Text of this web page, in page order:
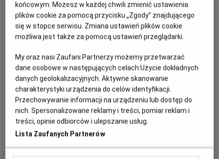
феноменальної анімаційної франшизи! Посіпаки, жовті і
невгамовні повелителі мільйонів, проведуть вас туди, де
все почалося. Вибуховий гумор від Illumination і велика
мрія одного хлопця стати найвеличнішим лиходієм
людства.
końcowym. Możesz w każdej chwili zmienić ustawienia
plików cookie za pomocą przycisku „Zgody” znajdującego
się w stopce serwisu. Zmiana ustawień plików cookie
możliwa jest także za pomocą ustawień przeglądarki.
My oraz nasi Zaufani Partnerzy możemy przetwarzać
dane osobowe w następujących celach:Użycie dokładnych
danych geolokalizacyjnych. Aktywne skanowanie
charakterystyki urządzenia do celów identyfikacji.
Przechowywanie informacji na urządzeniu lub dostęp do
nich. Spersonalizowane reklamy i treści, pomiar reklam i
treści, opinie odbiorców i ulepszanie usług.
Lista Zaufanych Partnerów